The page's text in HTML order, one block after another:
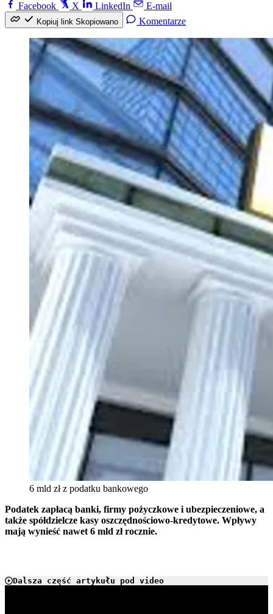
Facebook
X LinkedIn E-mail
Kopiuj link Skopiowano Komentarze
6 mld zł z podatku bankowego
Podatek zapłacą banki, firmy pożyczkowe i ubezpieczeniowe, a
także spółdzielcze kasy oszczędnościowo-kredytowe. Wpływy
mają wynieść nawet 6 mld zł rocznie.
Dalsza część artykułu pod video